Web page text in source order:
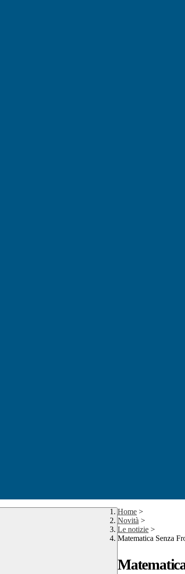
Home >
Novità >
Le notizie >
Matematica Senza